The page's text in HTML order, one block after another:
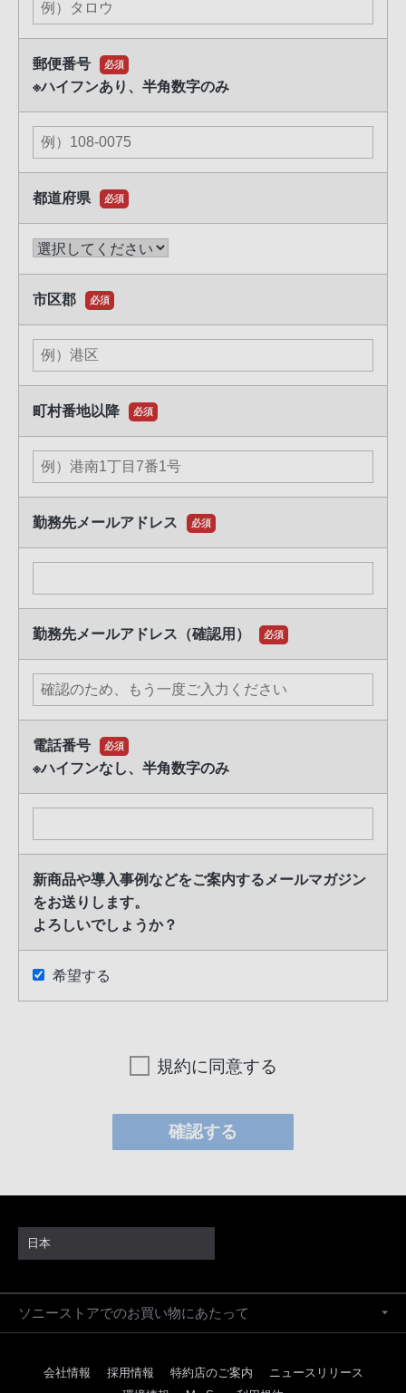
て合理的な範囲で速やかに応じます。
ソニー業務用商品相談窓口
なれない場合 050-3754-9550
（月～金 9：00－18：00 土・日・祝日、および弊社休
お預かりした個人情報はその利用目的の範囲内で正確かつ
最新の内容に保つよう努め、不正アクセス、改ざん、漏洩
などから守るべく適切な安全管理措置を講じます。また法
令により例外として認められる場合を除き、ご本人の同意
9.クッキー、ウェブビーコン、その他の類似技術の
使用について：
弊社は、クッキーウェブビーコン等を、カスタマイズした
ける場合がございます。弊社における、クッキー、ウェブ
ビーコンその他の類似技術の使用については、下記「Coo
kieポリシー」をご参照ください。
https://www.sony.jp/CorporateCruise/privacy/website.html
10.その他、個人情報の取り扱い方針について：
弊社における個人情報の取り扱い方針につきましては、下
記「プライバシーポリシー」を参照ください。
https://www.sony.jp/CorporateCruise/privacy/
郵便番号 必須
※ハイフンあり、半角数字のみ
都道府県 必須
市区郡 必須
町村番地以降 必須
勤務先メールアドレス 必須
勤務先メールアドレス（確認用） 必須
電話番号 必須
※ハイフンなし、半角数字のみ
新商品や導入事例などをご案内するメールマガジン
をお送りします。
よろしいでしょうか？
希望する
規約に同意する
日本
ソニーストアでのお買い物にあたって
会社情報 採用情報 特約店のご案内
ニュースリリース